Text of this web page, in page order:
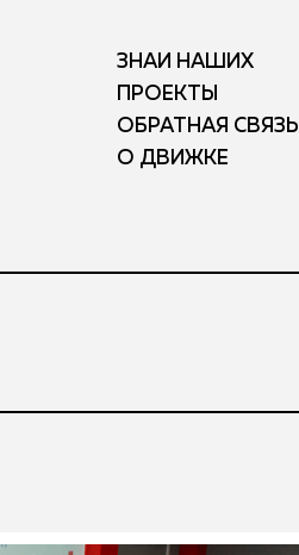
ЗНАЙ НАШИХ
ПРОЕКТЫ
ОБРАТНАЯ СВЯЗЬ
О ДВИЖКЕ